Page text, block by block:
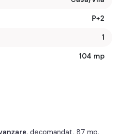
P+2
1
104 mp
Caramida
, decomandat, 87 mp,